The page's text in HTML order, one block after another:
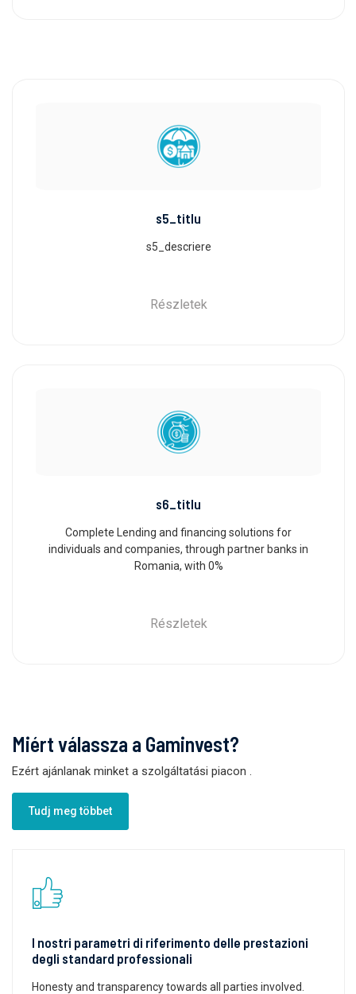
s5_titlu
s5_descriere
Részletek
s6_titlu
Complete Lending and financing solutions for
individuals and companies, through partner banks in
Romania, with 0%
Részletek
Miért válassza a Gaminvest?
Ezért ajánlanak minket a szolgáltatási piacon
Tudj meg többet
I nostri parametri di riferimento delle prestazioni
degli standard professionali
Honesty and transparency towards all parties involved.